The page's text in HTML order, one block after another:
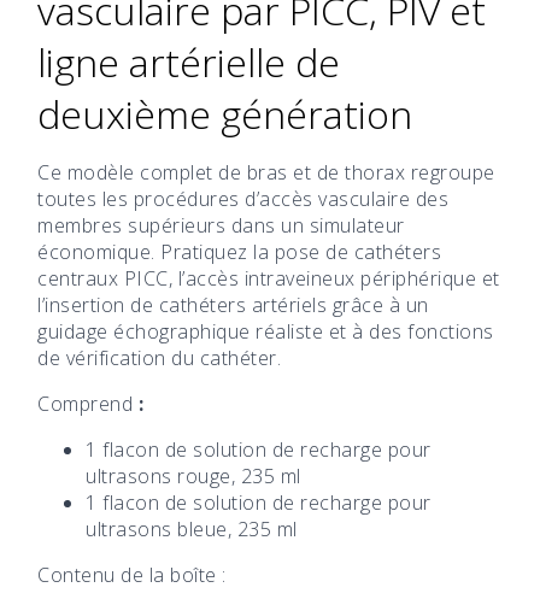
ligne artérielle de
deuxième génération
Ce modèle complet de bras et de thorax regroupe
toutes les procédures d’accès vasculaire des
membres supérieurs dans un simulateur
économique. Pratiquez la pose de cathéters
centraux PICC, l’accès intraveineux périphérique et
l’insertion de cathéters artériels grâce à un
guidage échographique réaliste et à des fonctions
de vérification du cathéter.
Comprend :
1 flacon de solution de recharge pour
ultrasons rouge, 235 ml
1 flacon de solution de recharge pour
ultrasons bleue, 235 ml
Contenu de la boîte :